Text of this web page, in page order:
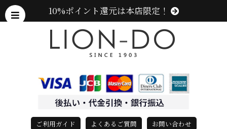
10%ポイント還元は本店限定！
ご利用ガイド よくあるご質問 お問い合わせ